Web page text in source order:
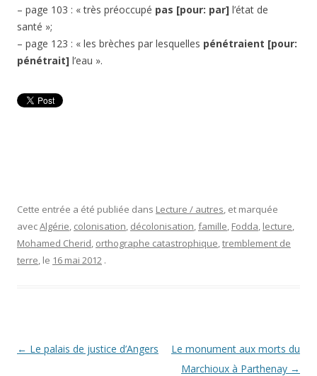
– page 103 : « très préoccupé pas [pour: par] l’état de
santé »;
– page 123 : « les brèches par lesquelles pénétraient [pour:
pénétrait] l’eau ».
Cette entrée a été publiée dans Lecture / autres, et marquée
avecAlgérie, colonisation, décolonisation,famille, Fodda, lecture,
Mohamed Cherid, orthographe catastrophique,tremblement de
terre, le 16 mai 2012 .
Navigation
← Le palais de justice d’Angers
Le monument aux morts du
Marchioux à Parthenay →